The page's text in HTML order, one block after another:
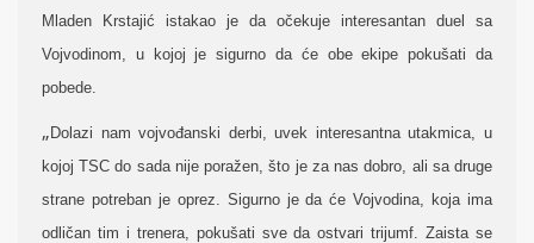
Mladen Krstajić istakao je da očekuje interesantan duel sa
Vojvodinom, u kojoj je sigurno da će obe ekipe pokušati da
pobede.
„ Dolazi nam vojvođanski derbi, uvek interesantna utakmica, u
kojoj TSC do sada nije poražen, što je za nas dobro, ali sa druge
strane potreban je oprez. Sigurno je da će Vojvodina, koja ima
odličan tim i trenera, pokušati sve da ostvari trijumf. Zaista se